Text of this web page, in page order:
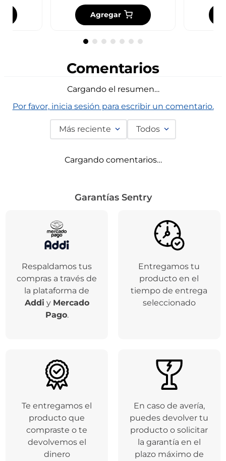
Agregar
Comentarios
Cargando el resumen…
Por favor, inicia sesión para escribir un comentario.
Más reciente Todos
Cargando comentarios…
Garantías Sentry
Respaldamos tus
compras a través de
la plataforma de
Addi y Mercado
Pago.
Entregamos tu
producto en el
tiempo de entrega
seleccionado
Te entregamos el
producto que
compraste o te
devolvemos el
dinero
En caso de avería,
puedes devolver tu
producto o solicitar
la garantía en el
plazo máximo de